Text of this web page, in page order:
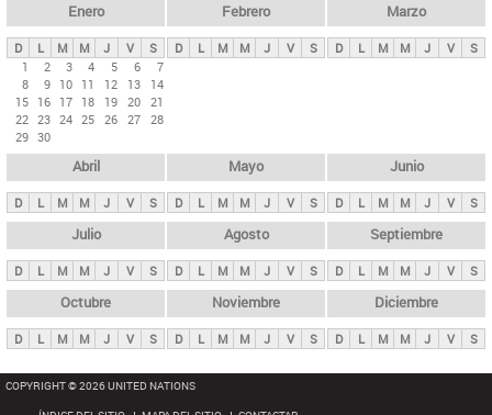
ds
p
n
i
p
a
l
s
Enero
D L M M J V
S
1
2 3 4 5 6
7
8
9 10 11 12 13
14
15 16 17 18 19 20 21
22 23 24 25 26 27 28
29 30
Febrero
D L M M J V S
Marzo
D L M M J V S
Abril
D L M M J V S
Mayo
D L M M J V S
Junio
D L M M J V S
Julio
D L M M J V S
Agosto
D L M M J V S
Septiembre
D L M M J V S
Octubre
D L M M J V S
Noviembre
D L M M J V S
Diciembre
D L M M J V S
COPYRIGHT © 2026 UNITED NATIONS